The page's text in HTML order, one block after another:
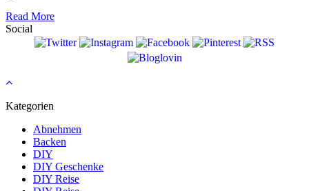
Read More
Social
Kategorien
Abnehmen
Backen
DIY
DIY Geschenke
DIY Reise